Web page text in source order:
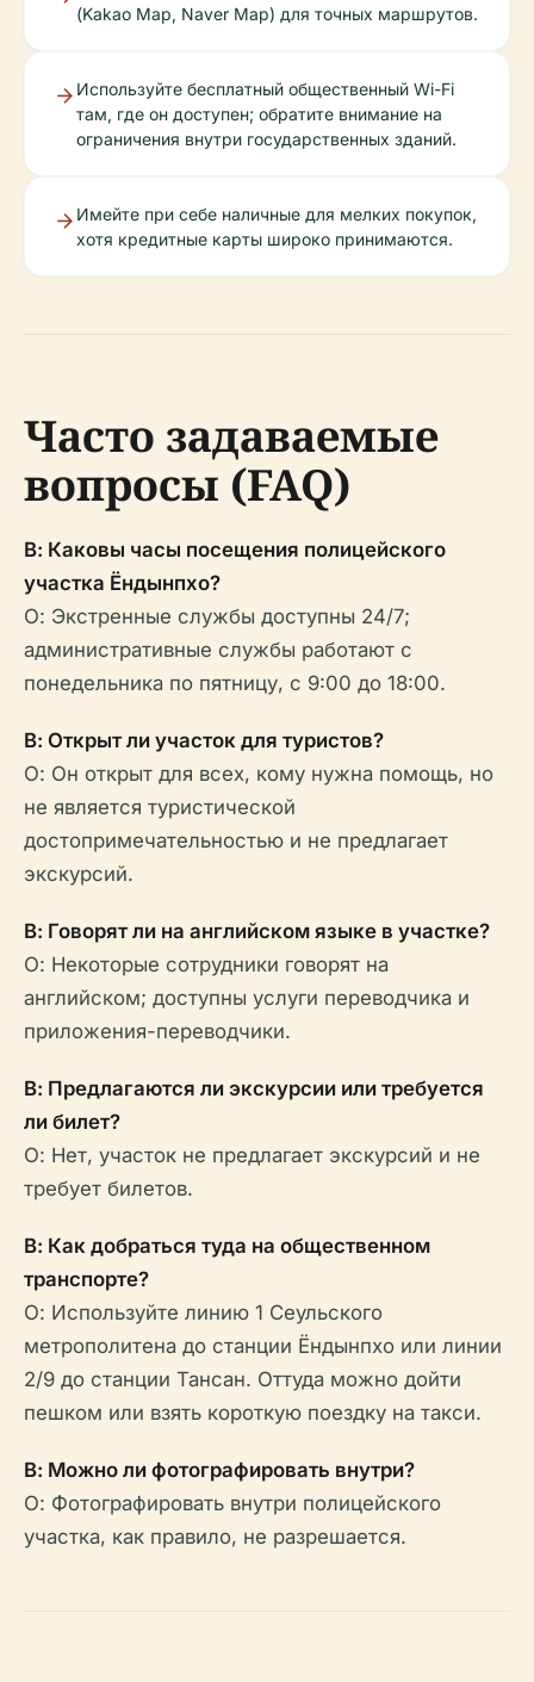
(Kakao Map, Naver Map) для точных маршрутов.
Используйте бесплатный общественный Wi-Fi
там, где он доступен; обратите внимание на
ограничения внутри государственных зданий.
Имейте при себе наличные для мелких покупок,
хотя кредитные карты широко принимаются.
Часто задаваемые
вопросы (FAQ)
В: Каковы часы посещения полицейского
участка Ёндынпхо?
О: Экстренные службы доступны 24/7;
административные службы работают с
понедельника по пятницу, с 9:00 до 18:00.
В: Открыт ли участок для туристов?
О: Он открыт для всех, кому нужна помощь, но
не является туристической
достопримечательностью и не предлагает
экскурсий.
В: Говорят ли на английском языке в участке?
О: Некоторые сотрудники говорят на
английском; доступны услуги переводчика и
приложения-переводчики.
В: Предлагаются ли экскурсии или требуется
ли билет?
О: Нет, участок не предлагает экскурсий и не
требует билетов.
В: Как добраться туда на общественном
транспорте?
О: Используйте линию 1 Сеульского
метрополитена до станции Ёндынпхо или линии
2/9 до станции Тансан. Оттуда можно дойти
пешком или взять короткую поездку на такси.
В: Можно ли фотографировать внутри?
О: Фотографировать внутри полицейского
участка, как правило, не разрешается.